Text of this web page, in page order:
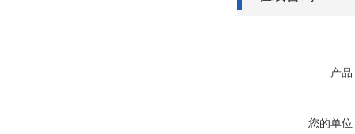
产品
您的单位